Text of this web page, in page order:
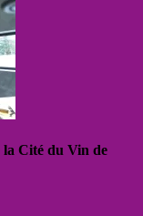
Cité du Vin de